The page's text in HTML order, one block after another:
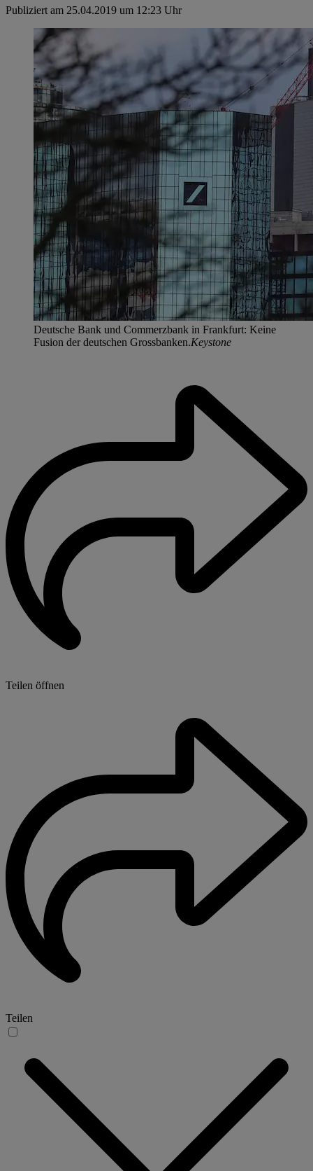
Publiziert am 25.04.2019 um 12:23 Uhr
Deutsche Bank und Commerzbank in Frankfurt: Keine
Fusion der deutschen Grossbanken.Keystone
Teilen öffnen
Teilen